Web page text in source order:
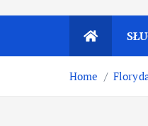
Home